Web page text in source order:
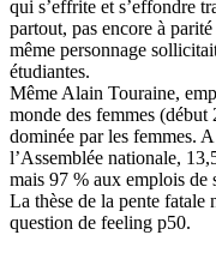
qui s’effrite et s’effondre
partout, pas encore à
même personnage
étudiantes.
Même Alain Touraine,
monde des femmes (début
dominée par les femmes.
l’Assemblée nationale,
mais 97 % aux emplois de
La thèse de la pente fatale
question de feeling p50.